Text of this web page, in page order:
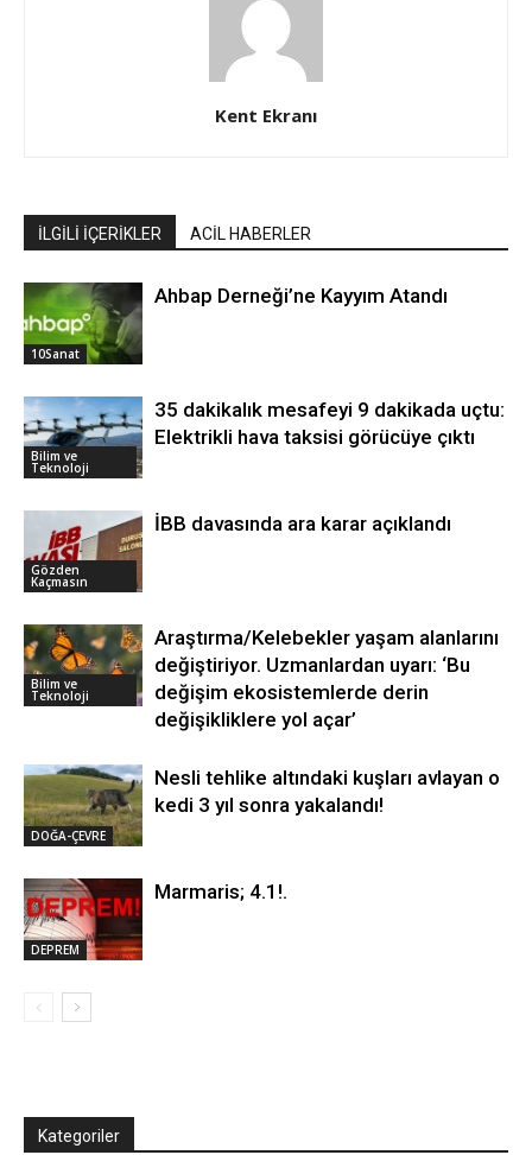
Kent Ekranı
İLGİLİ İÇERİKLER ACİL HABERLER
10Sanat
Ahbap Derneği’ne Kayyım Atandı
Bilim ve
Teknoloji
35 dakikalık mesafeyi 9 dakikada uçtu:
Elektrikli hava taksisi görücüye çıktı
Gözden
Kaçmasın
İBB davasında ara karar açıklandı
Bilim ve
Teknoloji
Araştırma/Kelebekler yaşam alanlarını
değiştiriyor. Uzmanlardan uyarı: ‘Bu
değişim ekosistemlerde derin
değişikliklere yol açar’
DOĞA-ÇEVRE
Nesli tehlike altındaki kuşları avlayan o
kedi 3 yıl sonra yakalandı!
DEPREM
Marmaris; 4.1!.
Kategoriler